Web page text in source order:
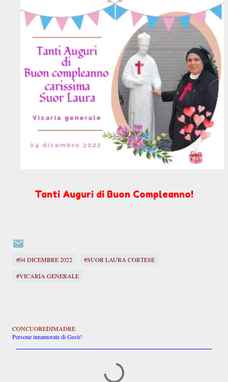
Tanti Auguri di Buon Compleanno!
#04 DICEMBRE 2022
#SUOR LAURA CORTESE
#VICARIA GENERALE
CONCUOREDIMADRE
Persone innamorate di Gesù!